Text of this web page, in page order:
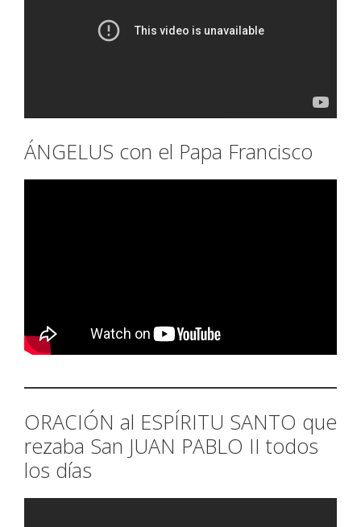
ÁNGELUS con el Papa Francisco
ORACIÓN al ESPÍRITU SANTO que
rezaba San JUAN PABLO II todos
los días